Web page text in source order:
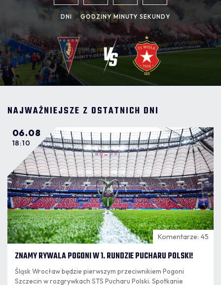
DNI GODZINY MINUTY SEKUNDY
NAJWAŻNIEJSZE Z OSTATNICH DNI
06.08
18:10
Komentarze: 45
ZNAMY RYWALA POGONI W 1. RUNDZIE PUCHARU POLSKI!
Śląsk Wrocław będzie pierwszym przeciwnikiem Pogoni
Szczecin w rozgrywkach STS Pucharu Polski. Spotkanie